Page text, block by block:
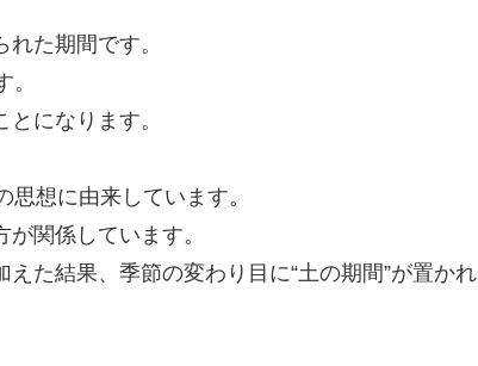
た期間です。
とになります。
想に由来しています。
関係しています。
た結果、季節の変わり目に“土の期間”が置かれ